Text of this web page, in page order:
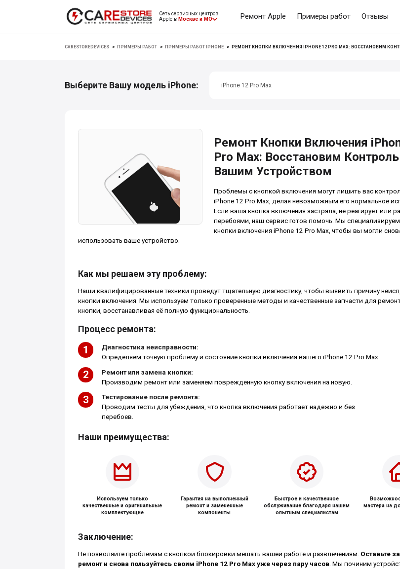
Сеть сервисных центров
Apple в Москве и МО Ремонт Apple Примеры работ Отзывы
CARESTOREDEVICES > ПРИМЕРЫ РАБОТ > ПРИМЕРЫ РАБОТ IPHONE > РЕМОНТ КНОПКИ ВКЛЮЧЕНИЯ IPHONE 12 PRO MAX: ВОССТАНОВИМ
Выберите Вашу модель iPhone: iPhone 12 Pro Max
Ремонт Кнопки Включения
Pro Max: Восстановим
Вашим Устройством
Проблемы с кнопкой включения могут лишить вас
iPhone 12 Pro Max, делая невозможным его нормальное
Если ваша кнопка включения застряла, не реагирует или
перебоями, наш сервис готов помочь. Мы
кнопки включения iPhone 12 Pro Max, чтобы вы могли
использовать ваше устройство.
Как мы решаем эту проблему:
Наши квалифицированные техники проведут тщательную диагностику, чтобы выявить причину
кнопки включения. Мы используем только проверенные методы и качественные запчасти для
кнопки, восстанавливая её полную функциональность.
Процесс ремонта:
Диагностика неисправности:
Определяем точную проблему и состояние кнопки включения вашего iPhone 12 Pro Max.
Ремонт или замена кнопки:
Производим ремонт или заменяем поврежденную кнопку включения на новую.
Тестирование после ремонта:
Проводим тесты для убеждения, что кнопка включения работает надежно и без
перебоев.
Наши преимущества:
Используем только
качественные и оригинальные
комплектующие
Гарантия на выполненный
ремонт и замененные
компоненты
Быстрое и качественное
обслуживание благодаря нашим
опытным специалистам
мастера на
Заключение:
Не позволяйте проблемам с кнопкой блокировки мешать вашей работе и развлечениям. Оставьте
ремонт и снова пользуйтесь своим iPhone 12 Pro Max уже через пару часов. Мы починим